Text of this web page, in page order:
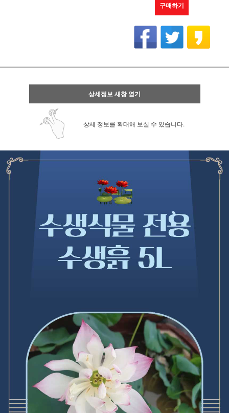
구매하기
상세정보 새창 열기
상세 정보를 확대해 보실 수 있습니다.